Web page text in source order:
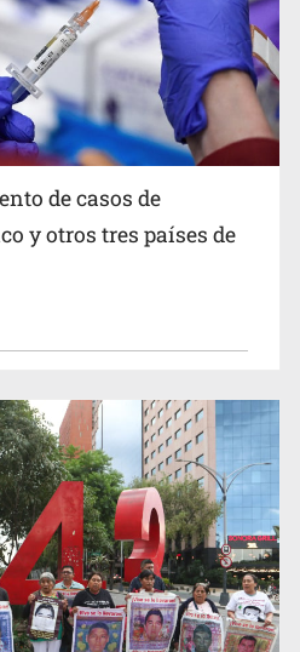
del astro argentino
de casos de
y otros tres países de